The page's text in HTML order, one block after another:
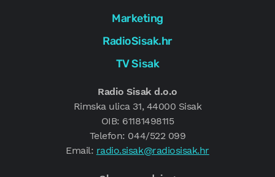
Marketing
RadioSisak.hr
TV Sisak
Radio Sisak d.o.o
Rimska ulica 31, 44000 Sisak
OIB: 61181498115
Telefon: 044/522 099
Email: radio.sisak@radiosisak.hr